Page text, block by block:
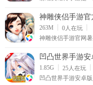
万达院线联合打造
制作，还原真实的射
神雕侠侣手游官
263M 0 人在玩
神雕侠侣手游官网
连贯，萌宠养成，
江湖。神雕侠侣手游
凹凸世界手游安
1.85G 25 人在玩
凹凸世界手游安卓